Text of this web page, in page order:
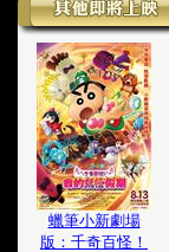
蠟筆小新劇場
版：千奇百怪！